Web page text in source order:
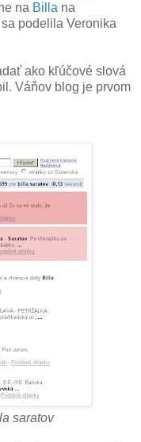
na Billa na
podelila Veronika
ako kľúčové slová
Váňov blog je prvom
saratov